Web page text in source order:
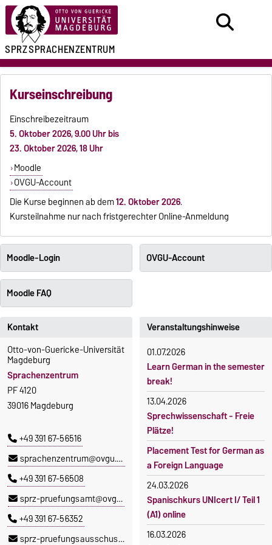
SPRZSPRACHENZENTRUM
Kurseinschreibung
Einschreibezeitraum
5. Oktober 2026, 9.00 Uhr bis
23. Oktober 2026, 18 Uhr
Moodle
OVGU-Account
Die Kurse beginnen ab dem12. Oktober 2026.
Kursteilnahme nur nach fristgerechter Online-Anmeldung
Moodle-Login OVGU-Account
Moodle FAQ
Kontakt
Otto-von-Guericke-Universität
Magdeburg
Sprachenzentrum
PF 4120
39016 Magdeburg
+49 391 67-56516
sprachenzentrum@ovgu.de
+49 391 67-56508
sprz-pruefungsamt@ovgu.de
+49 391 67-56352
sprz-pruefungsausschuss@ovgu.de
Veranstaltungshinweise
01.07.2026
Learn German in the semester
break!
13.04.2026
Sprechwissenschaft - Freie
Plätze!
Placement Test for German as
a Foreign Language
24.03.2026
Spanischkurs UNIcert I/ Teil 1
(A1) online
16.03.2026